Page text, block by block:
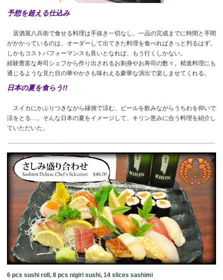
予想を超える仕込み
居酒屋八兵衛で食せる料理は手抜き一切なし。一品の完成までに時間と手間
がかかっているのは、オーダーして出てきた料理を食べればきっと判るはず。
しかもコストパフォーマンスも良いとなれば、もう行くしかない。
経験豊富な寿司シェフから作り出されるお刺身やお寿司の数々。精進料理にも
通じるような見た目の華やかさも味わえる豪華な演出で楽しませてくれる。
日本の夏を食らう!!
スイカにかぶりつきながら縁側で涼む、ビールを飲みながらうちわを仰いで
涼をとる…。そんな日本の夏をイメージして、キリン恵みに合う料理を紹介し
ていただいた。
--------------------------------------------------------------------------------------------------------
6 pcs sushi roll, 8 pcs nigiri sushi, 14 slices sashimi